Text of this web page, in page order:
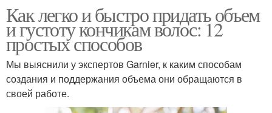
Как легко и быстро придать объем
и густоту кончикам волос: 12
простых способов
Мы выяснили у экспертов Garnier, к каким способам
создания и поддержания объема они обращаются в
своей работе.